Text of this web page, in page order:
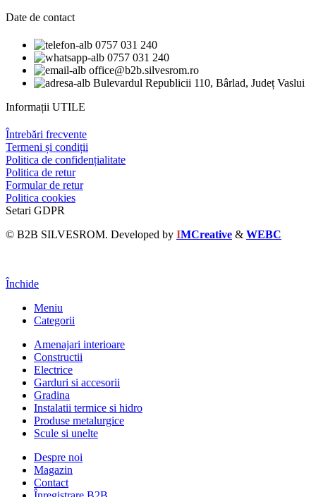
Date de contact
0757 031 240
0757 031 240
office@b2b.silvesrom.ro
Bulevardul Republicii 110, Bârlad, Județ Vaslui
Informații UTILE
Întrebări frecvente
Termeni și condiții
Politica de confidențialitate
Politica de retur
Formular de retur
Politica cookies
Setari GDPR
© B2B SILVESROM. Developed by IMCreative & WEBC
Închide
Meniu
Categorii
Amenajari interioare
Constructii
Electrice
Garduri si accesorii
Gradina
Instalatii termice si hidro
Produse metalurgice
Scule si unelte
Despre noi
Magazin
Contact